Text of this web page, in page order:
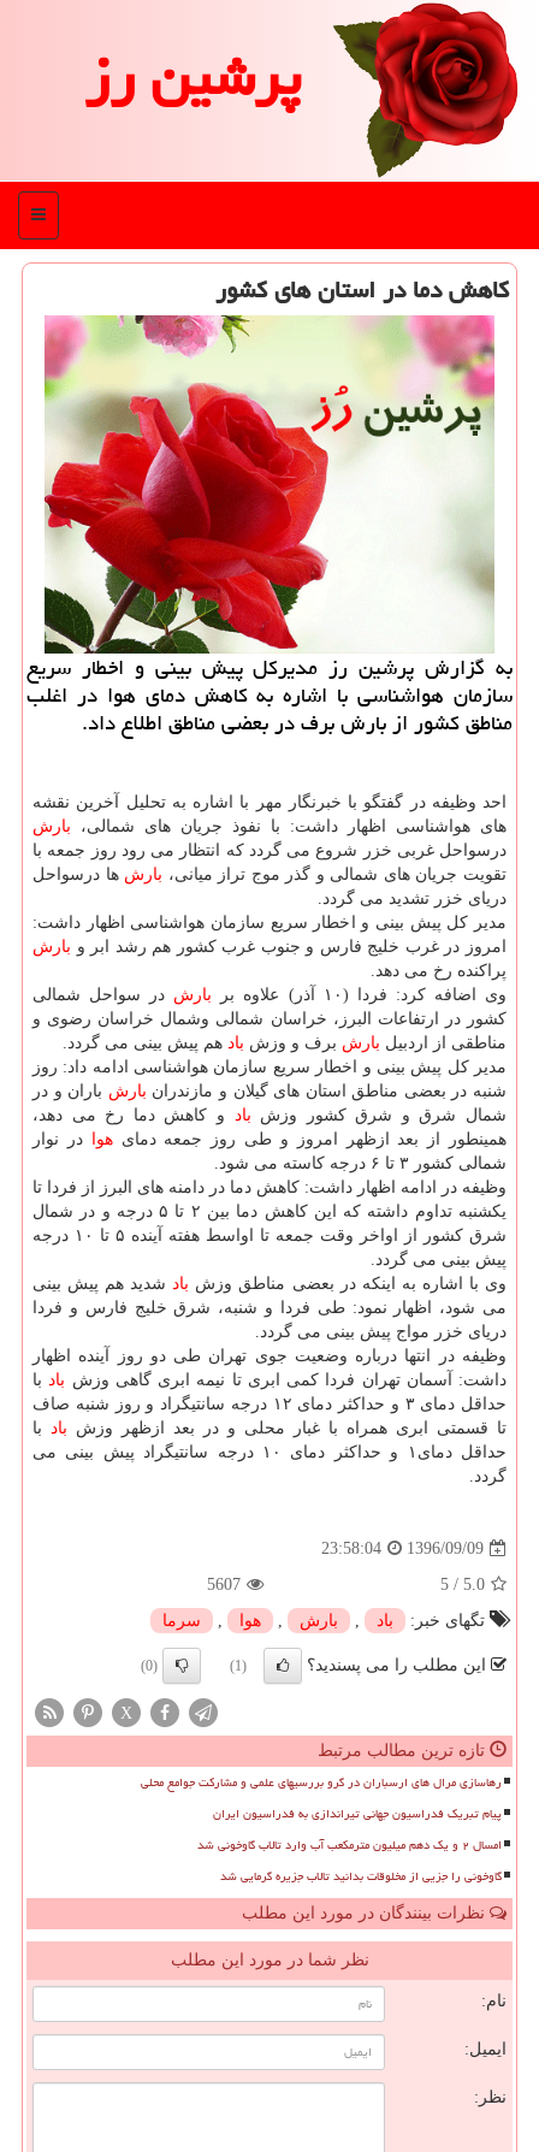
پرشین رز
منو
كاهش دما در استان های كشور
به گزارش پرشین رز مدیركل پیش بینی و اخطار سریع
سازمان هواشناسی با اشاره به كاهش دمای هوا در اغلب
مناطق كشور از بارش برف در بعضی مناطق اطلاع داد.
احد وظیفه در گفتگو با خبرنگار مهر با اشاره به تحلیل آخرین نقشه
های هواشناسی اظهار داشت: با نفوذ جریان های شمالی، بارش
درسواحل غربی خزر شروع می گردد كه انتظار می رود روز جمعه با
تقویت جریان های شمالی و گذر موج تراز میانی، بارش ها درسواحل
دریای خزر تشدید می گردد.
مدیر كل پیش بینی و اخطار سریع سازمان هواشناسی اظهار داشت:
امروز در غرب خلیج فارس و جنوب غرب كشور هم رشد ابر و بارش
پراكنده رخ می دهد.
وی اضافه كرد: فردا (۱۰ آذر) علاوه بر
بارش در سواحل شمالی
كشور در ارتفاعات البرز، خراسان شمالی وشمال خراسان رضوی و
مناطقی از اردبیل بارش برف و وزش باد هم پیش بینی می گردد.
مدیر كل پیش بینی و اخطار سریع سازمان هواشناسی ادامه داد: روز
شنبه در بعضی مناطق استان های گیلان و مازندران بارش باران و در
شمال شرق و شرق كشور وزش باد
و كاهش دما رخ می دهد،
همینطور از بعد ازظهر امروز و طی روز جمعه دمایهوا در نوار
شمالی كشور ۳ تا ۶ درجه كاسته می شود.
وظیفه در ادامه اظهار داشت: كاهش دما در دامنه های البرز از فردا تا
یكشنبه تداوم داشته كه این كاهش دما بین ۲ تا ۵ درجه و در شمال
شرق كشور از اواخر وقت جمعه تا اواسط هفته آینده ۵ تا ۱۰ درجه
پیش بینی می گردد.
وی با اشاره به اینكه در بعضی مناطق وزش باد شدید هم پیش بینی
می شود، اظهار نمود: طی فردا و شنبه، شرق خلیج فارس و فردا
دریای خزر مواج پیش بینی می گردد.
وظیفه در انتها درباره وضعیت جوی تهران طی دو روز آینده اظهار
داشت: آسمان تهران فردا كمی ابری تا نیمه ابری گاهی وزش باد با
حداقل دمای ۳ و حداكثر دمای ۱۲ درجه سانتیگراد و روز شنبه صاف
تا قسمتی ابری همراه با غبار محلی و در بعد ازظهر وزش باد
با
حداقل دمای۱ و حداكثر دمای ۱۰ درجه سانتیگراد پیش بینی می
گردد.
1396/09/09
23:58:04
5.0
/
5
5607
تگهای خبر:
باد , بارش , هوا , سرما
این مطلب را می پسندید؟ (1)
(0)
X
تازه ترین مطالب مرتبط
رهاسازی مرال های ارسباران در گرو بررسیهای علمی و مشارکت جوامع محلی
پیام تبریک فدراسیون جهانی تیراندازی به فدراسیون ایران
امسال ۲ و یک دهم میلیون مترمکعب آب وارد تالاب گاوخونی شد
گاوخونی را جزیی از مخلوقات بدانید تالاب جزیره گرمایی شد
نظرات بینندگان در مورد این مطلب
نظر شما در مورد این مطلب
نام:
ایمیل:
نظر: